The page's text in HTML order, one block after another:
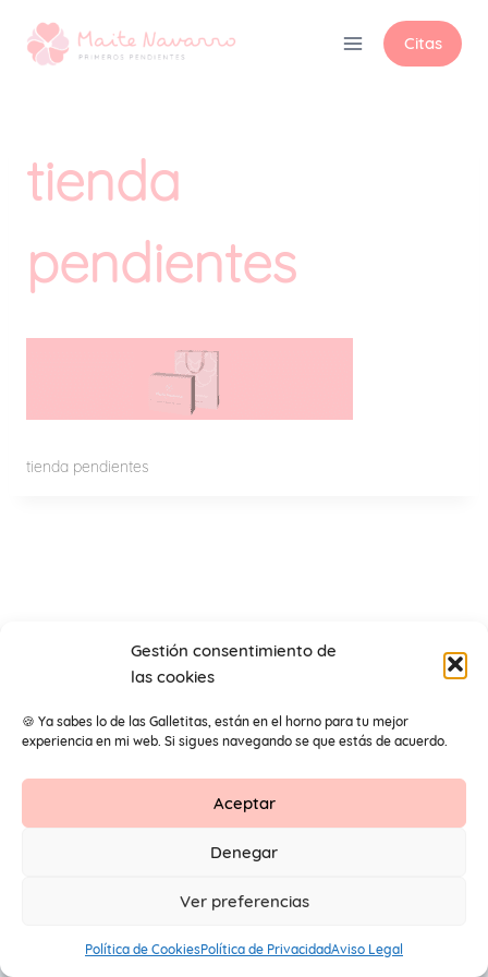
Gestión consentimiento de
las cookies
🍪 Ya sabes lo de las Galletitas, están en el horno para tu mejor
experiencia en mi web. Si sigues navegando se que estás de acuerdo.
Aceptar
Denegar
Ver preferencias
Política de CookiesPolítica de PrivacidadAviso Legal
Citas
tienda
pendientes
tienda pendientes
Aviso Legal Protección de datos
© 2026 Primeros Pendientes by Maite Navarro. Todos los
derechos reservados.